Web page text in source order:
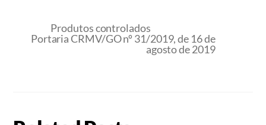
Produtos controlados
Portaria CRMV/GO nº 31/2019, de 16 de
agosto de 2019